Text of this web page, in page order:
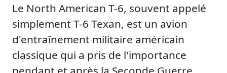
Le North American T-6, souvent appelé
simplement T-6 Texan, est un avion
d'entraînement militaire américain
classique qui a pris de l'importance